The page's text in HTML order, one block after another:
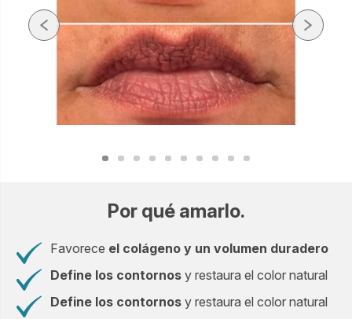
Por qué amarlo.
Favorece el colágeno y un volumen duradero
Define los contornos y restaura el color natural
Define los contornos y restaura el color natural